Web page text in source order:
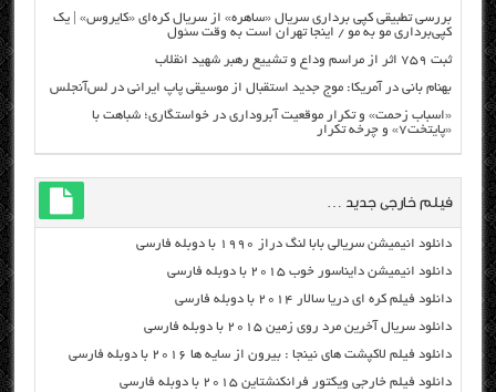
بررسی تطبیقی کپی برداری سریال «ساهره» از سریال کره‌ای «کایروس» | یک
کپی‌برداری مو به مو / اینجا تهران است به وقت سئول
ثبت ۷۵۹ اثر از مراسم وداع و تشییع رهبر شهید انقلاب
بهنام بانی در آمریکا: موج جدید استقبال از موسیقی پاپ ایرانی در لس‌آنجلس
«اسباب زحمت» و تکرار موقعیت آبروداری در خواستگاری؛ شباهت با
«پایتخت۷» و چرخه تکرار
فیلم خارجی جدید …
دانلود انیمیشن سریالی بابا لنگ دراز ۱۹۹۰ با دوبله فارسی
دانلود انیمیشن دایناسور خوب ۲۰۱۵ با دوبله فارسی
دانلود فیلم کره ای دریا سالار ۲۰۱۴ با دوبله فارسی
دانلود سریال آخرین مرد روی زمین ۲۰۱۵ با دوبله فارسی
دانلود فیلم لاکپشت های نینجا : بیرون از سایه ها ۲۰۱۶ با دوبله فارسی
دانلود فیلم خارجی ویکتور فرانکنشتاین ۲۰۱۵ با دوبله فارسی